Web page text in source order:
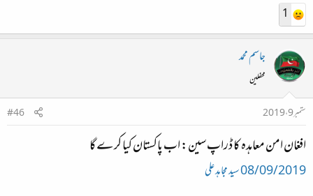
1
جاسم محمد
محفلین
ستمبر 9، 2019
#46
افغان امن معاہدہ کا ڈراپ سین: اب پاکستان کیا کرے گا
08/09/2019سید مجاہد علی